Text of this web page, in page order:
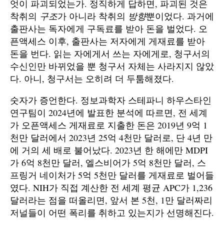
엇이 파괴되었는가. 정직하게 답하면, 파괴된 것은
착취의 구조가 아니라 착취의 방향뿐이었다. 과거에
출판사는 독자에게 구독료를 받아 돈을 벌었다. 오
픈액세스 이후, 출판사는 저자에게 게재료를 받아
돈을 번다. 읽는 자에게서 쓰는 자에게로, 청구서의
수신인만 바뀌었을 뿐 청구서 자체는 사라지지 않았
다. 아니, 청구서는 오히려 더 두툼해졌다.
숫자가 증언한다. 정보과학자 스테파니 하우스타인
연구팀이 2024년에 발표한 분석에 따르면, 전 세계
가 오픈액세스 게재료로 지출한 돈은 2019년 9억 1
천만 달러에서 2023년 25억 4천만 달러로, 단 4년 만
에 거의 세 배로 불어났다. 2023년 한 해에만 MDPI
가 6억 8천만 달러, 엘스비어가 5억 8천만 달러, 스
프링거 네이처가 5억 5천만 달러를 게재료로 벌어들
였다. NIH가 직접 계산한 전 세계 평균 APC가 1,236
달러라는 점을 떠올리면, 앞서 본 5천, 1만 달러짜리
저널들이 어떤 폭리를 취하고 있는지가 선명해진다.